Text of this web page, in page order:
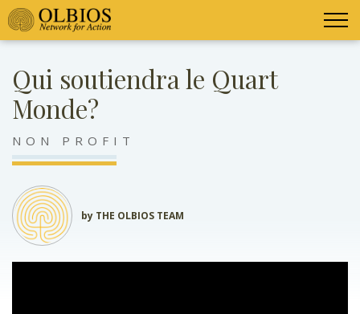
Qui soutiendra le Quart
Monde?
NON PROFIT
by THE OLBIOS TEAM